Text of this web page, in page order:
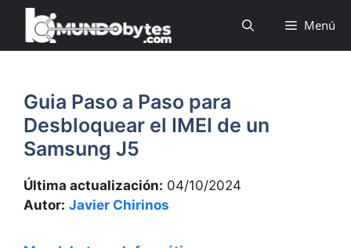
Saltar
contenido
Menú
Guia Paso a Paso para
Desbloquear el IMEI de un
Samsung J5
Última actualización: 04/10/2024
Autor: Javier Chirinos